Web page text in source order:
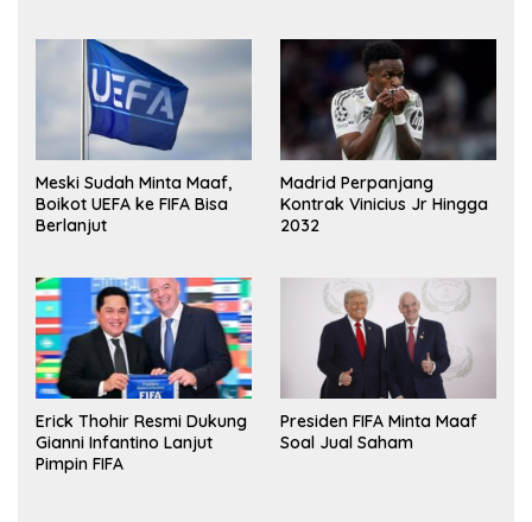
Meski Sudah Minta Maaf,
Boikot UEFA ke FIFA Bisa
Berlanjut
Madrid Perpanjang
Kontrak Vinicius Jr Hingga
2032
Erick Thohir Resmi Dukung
Gianni Infantino Lanjut
Pimpin FIFA
Presiden FIFA Minta Maaf
Soal Jual Saham